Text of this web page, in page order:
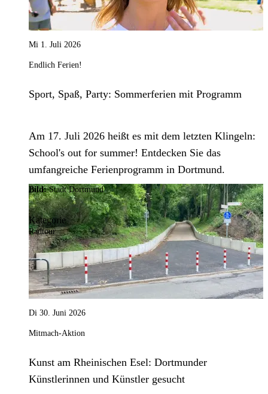
Mi 1. Juli 2026
Endlich Ferien!
Sport, Spaß, Party: Sommerferien mit Programm
Am 17. Juli 2026 heißt es mit dem letzten Klingeln:
School's out for summer! Entdecken Sie das
umfangreiche Ferienprogramm in Dortmund.
Bild:Stadt Dortmund
Kategorie
Radtour
Di 30. Juni 2026
Mitmach-Aktion
Kunst am Rheinischen Esel: Dortmunder
Künstlerinnen und Künstler gesucht